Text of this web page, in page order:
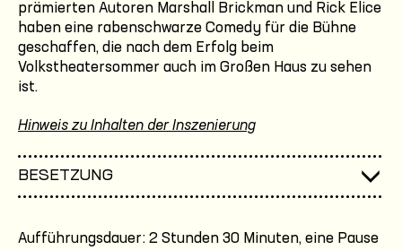
prämierten Autoren Marshall Brickman und Rick Elice
haben eine rabenschwarze Comedy für die Bühne
geschaffen, die nach dem Erfolg beim
Volkstheatersommer auch im Großen Haus zu sehen
ist.
Hinweis zu Inhalten der Inszenierung
BESETZUNG
Aufführungsdauer: 2 Stunden 30 Minuten, eine Pause